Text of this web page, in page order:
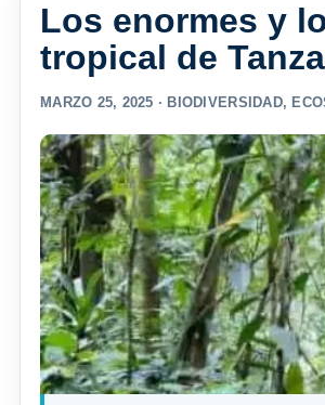
Los enormes y
tropical de
MARZO 25, 2025 · BIODIVERSIDAD,